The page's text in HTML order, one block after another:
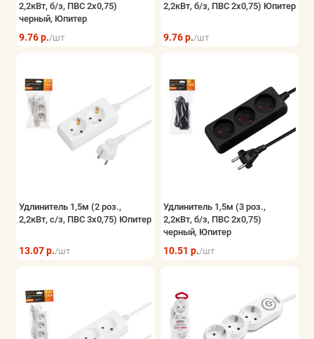
Электрощитовое оборудование
Элементы питания и блоки питания
Показать все
2,2кВт, б/з, ПВС 2х0,75)
черный, Юпитер
9.76 р./шт
2,2кВт, б/з, ПВС 2х0,75) Юпитер
9.76 р./шт
Удлинитель 1,5м (2 роз.,
2,2кВт, с/з, ПВС 3х0,75) Юпитер
13.07 р./шт
Удлинитель 1,5м (3 роз.,
2,2кВт, б/з, ПВС 2х0,75)
черный, Юпитер
10.51 р./шт